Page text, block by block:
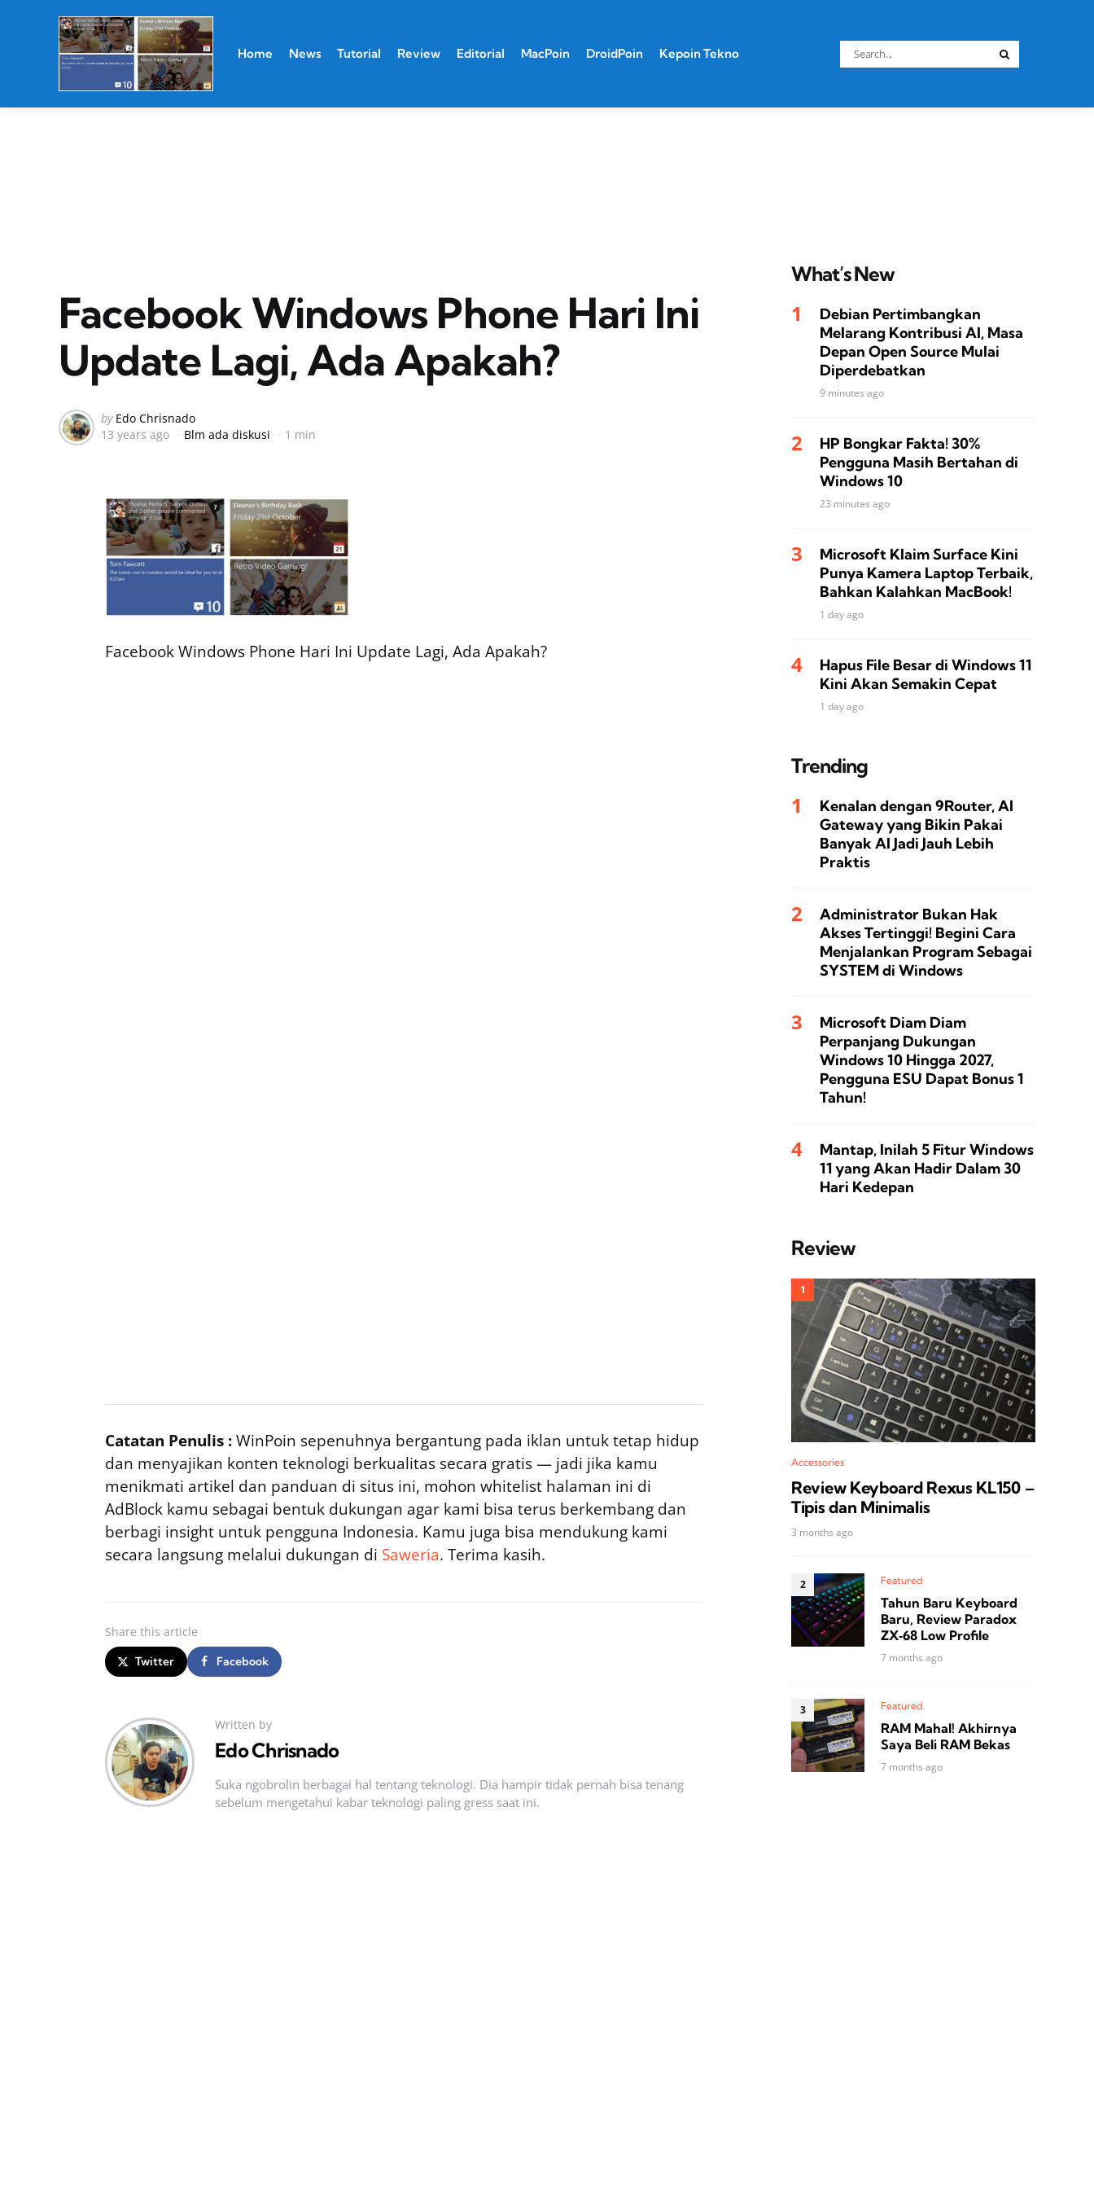
Home News Tutorial Review Editorial MacPoin DroidPoin Kepoin Tekno
Search
for:
Facebook Windows Phone Hari Ini
Update Lagi, Ada Apakah?
Posted
by
by Edo Chrisnado
13 years ago
Blm ada diskusi 1 min
Facebook Windows Phone Hari Ini Update Lagi, Ada Apakah?
Catatan Penulis :WinPoin sepenuhnya bergantung pada iklan untuk tetap hidup
dan menyajikan konten teknologi berkualitas secara gratis — jadi jika kamu
menikmati artikel dan panduan di situs ini, mohon whitelist halaman ini di
AdBlock kamu sebagai bentuk dukungan agar kami bisa terus berkembang dan
berbagi insight untuk pengguna Indonesia. Kamu juga bisa mendukung kami
secara langsung melalui dukungan di Saweria. Terima kasih.
Share this article
Twitter Facebook
Written by
Edo Chrisnado
Suka ngobrolin berbagai hal tentang teknologi. Dia hampir tidak pernah bisa tenang
sebelum mengetahui kabar teknologi paling gress saat ini.
What’s New
Debian Pertimbangkan
Melarang Kontribusi AI, Masa
Depan Open Source Mulai
Diperdebatkan
9 minutes ago
HP Bongkar Fakta! 30%
Pengguna Masih Bertahan di
Windows 10
23 minutes ago
Microsoft Klaim Surface Kini
Punya Kamera Laptop Terbaik,
Bahkan Kalahkan MacBook!
1 day ago
Hapus File Besar di Windows 11
Kini Akan Semakin Cepat
1 day ago
Trending
Kenalan dengan 9Router, AI
Gateway yang Bikin Pakai
Banyak AI Jadi Jauh Lebih
Praktis
Administrator Bukan Hak
Akses Tertinggi! Begini Cara
Menjalankan Program Sebagai
SYSTEM di Windows
Microsoft Diam Diam
Perpanjang Dukungan
Windows 10 Hingga 2027,
Pengguna ESU Dapat Bonus 1
Tahun!
Mantap, Inilah 5 Fitur Windows
11 yang Akan Hadir Dalam 30
Hari Kedepan
Review
Accessories
Review Keyboard Rexus KL150 –
Tipis dan Minimalis
3 months ago
Featured
Tahun Baru Keyboard
Baru, Review Paradox
ZX‑68 Low Profile
7 months ago
Featured
RAM Mahal! Akhirnya
Saya Beli RAM Bekas
7 months ago